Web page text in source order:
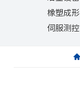
橡塑成形
伺服测控